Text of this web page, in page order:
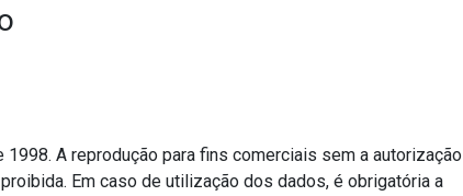
A reprodução para fins comerciais sem a autorização
Em caso de utilização dos dados, é obrigatória a